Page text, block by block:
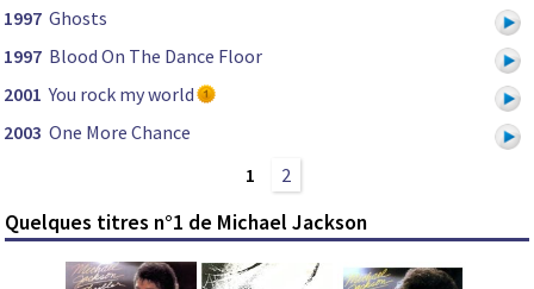
1997 Ghosts
1997 Blood On The Dance Floor
2001 You rock my world
2003 One More Chance
1
2
Quelques titres n°1 de Michael Jackson